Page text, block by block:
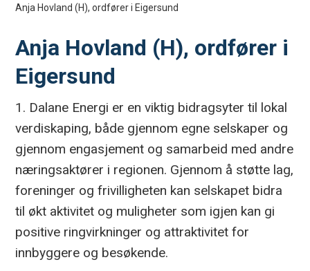
Anja Hovland (H), ordfører i Eigersund
Anja Hovland (H), ordfører i
Eigersund
1. Dalane Energi er en viktig bidragsyter til lokal
verdiskaping, både gjennom egne selskaper og
gjennom engasjement og samarbeid med andre
næringsaktører i regionen. Gjennom å støtte lag,
foreninger og frivilligheten kan selskapet bidra
til økt aktivitet og muligheter som igjen kan gi
positive ringvirkninger og attraktivitet for
innbyggere og besøkende.